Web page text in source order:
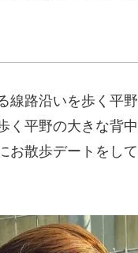
線路沿いを歩く平
く平野の大きな背
お散歩デートをし